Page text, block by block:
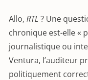
Allo, RTL ? Une
chronique est-elle «
journalistique ou
Ventura, l’auditeur
politiquement